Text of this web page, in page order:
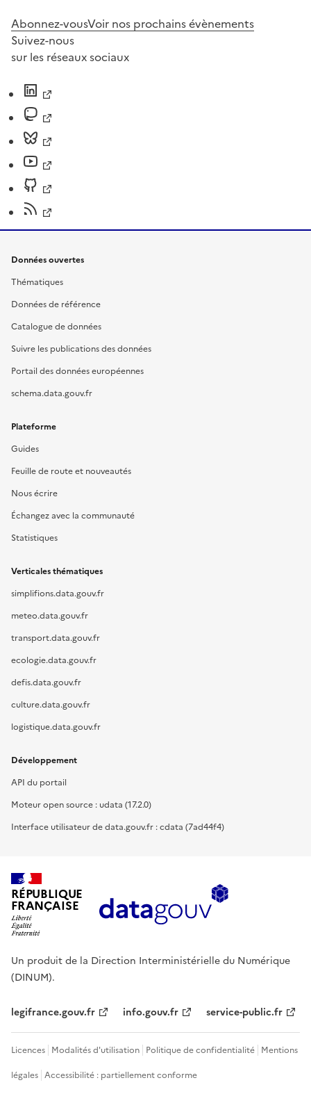
Abonnez-vousVoir nos prochains évènements
Suivez-nous
sur les réseaux sociaux
Données ouvertes
Thématiques
Données de référence
Catalogue de données
Suivre les publications des données
Portail des données européennes
schema.data.gouv.fr
Plateforme
Guides
Feuille de route et nouveautés
Nous écrire
Échangez avec la communauté
Statistiques
Verticales thématiques
simplifions.data.gouv.fr
meteo.data.gouv.fr
transport.data.gouv.fr
ecologie.data.gouv.fr
defis.data.gouv.fr
culture.data.gouv.fr
logistique.data.gouv.fr
Développement
API du portail
Moteur open source : udata (17.2.0)
Interface utilisateur de data.gouv.fr : cdata (7ad44f4)
RÉPUBLIQUE
FRANÇAISE
Un produit de la Direction Interministérielle du Numérique
(DINUM).
legifrance.gouv.fr info.gouv.fr service-public.fr
Licences Modalités d'utilisation Politique de confidentialité Mentions
légales Accessibilité : partiellement conforme